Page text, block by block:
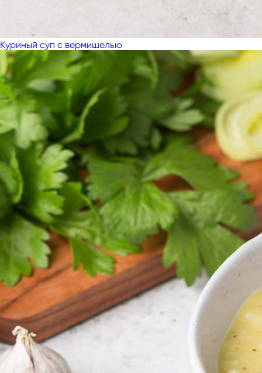
Куриный суп с вермишелью